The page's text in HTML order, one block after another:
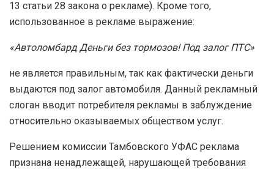
13 статьи 28 закона о рекламе). Кроме того,
использованное в рекламе выражение:
«Автоломбард Деньги без тормозов! Под залог ПТС»
не является правильным, так как фактически деньги
выдаются под залог автомобиля. Данный рекламный
слоган вводит потребителя рекламы в заблуждение
относительно оказываемых обществом услуг.
Решением комиссии Тамбовского УФАС реклама
признана ненадлежащей, нарушающей требования